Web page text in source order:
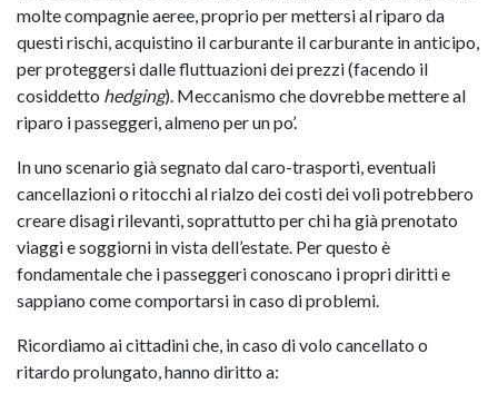
molte compagnie aeree, proprio per mettersi al riparo da
questi rischi, acquistino il carburante il carburante in anticipo,
per proteggersi dalle fluttuazioni dei prezzi (facendo il
cosiddetto hedging). Meccanismo che dovrebbe mettere al
riparo i passeggeri, almeno per un po’.
In uno scenario già segnato dal caro-trasporti, eventuali
cancellazioni o ritocchi al rialzo dei costi dei voli potrebbero
creare disagi rilevanti, soprattutto per chi ha già prenotato
viaggi e soggiorni in vista dell’estate. Per questo è
fondamentale che i passeggeri conoscano i propri diritti e
sappiano come comportarsi in caso di problemi.
Ricordiamo ai cittadini che, in caso di volo cancellato o
ritardo prolungato, hanno diritto a: